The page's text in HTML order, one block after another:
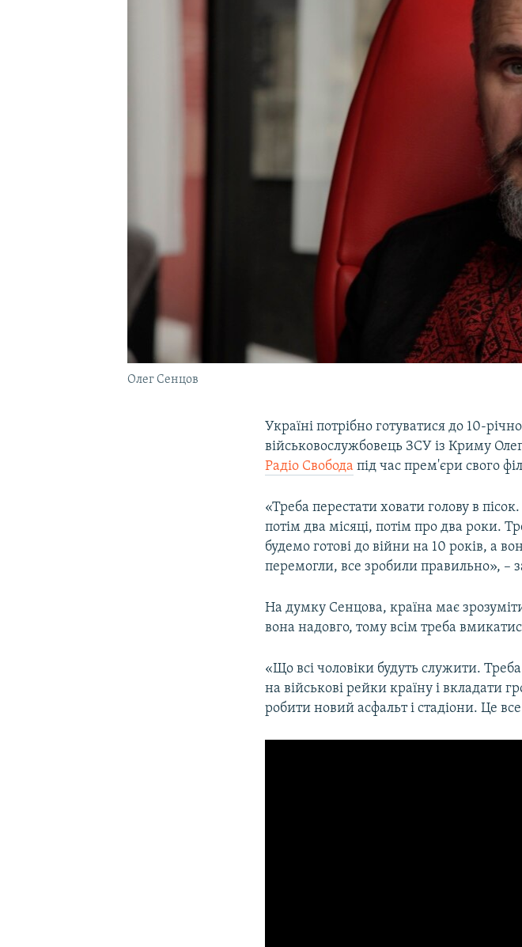
Олег Сенцов
Україні потрібно готуватися до 10-
військовослужбовець ЗСУ із Криму
Радіо Свобода під час прем'єри свого
«Треба перестати ховати голову в
потім два місяці, потім про два роки.
будемо готові до війни на 10 років, а
перемогли, все зробили правильно», –
На думку Сенцова, країна має
вона надовго, тому всім треба
«Що всі чоловіки будуть служити.
на військові рейки країну і вкладати
робити новий асфальт і стадіони. Це